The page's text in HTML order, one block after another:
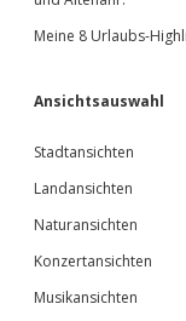
Meine 8 Urlaubs-
Ansichtsauswahl
Stadtansichten
Landansichten
Naturansichten
Konzertansichten
Musikansichten